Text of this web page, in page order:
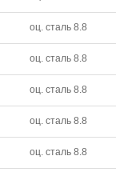
оц. сталь 8.8
оц. сталь 8.8
оц. сталь 8.8
оц. сталь 8.8
оц. сталь 8.8